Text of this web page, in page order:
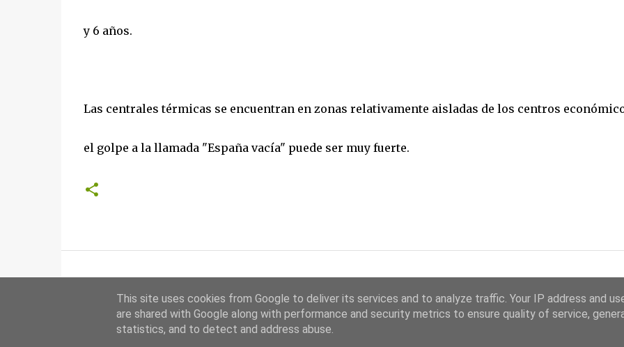
y 6 años.
Las centrales térmicas se encuentran en zonas relativamente aisladas de los centros
el golpe a la llamada "España vacía" puede ser muy fuerte.
This site uses cookies from Google to deliver its services and to analyze traffic. Your IP address and
are shared with Google along with performance and security metrics to ensure quality of service,
statistics, and to detect and address abuse.